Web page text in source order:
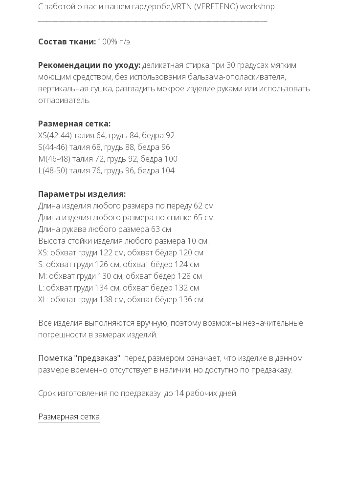
С заботой о вас и вашем гардеробе,VRTN (VERETENO) workshop.
Состав ткани: 100% п/э.
Рекомендации по уходу:деликатная стирка при 30 градусах мягким
моющим средством, без использования бальзама-ополаскивателя,
вертикальная сушка, разгладить мокрое изделие руками или использовать
отпариватель.
Размерная сетка:
XS(42-44) талия 64, грудь 84, бедра 92
S(44-46) талия 68, грудь 88, бедра 96
M(46-48) талия 72, грудь 92, бедра 100
L(48-50) талия 76, грудь 96, бедра 104
Параметры изделия:
Длина изделия любого размера по переду 62 см
Длина изделия любого размера по спинке 65 см.
Длина рукава любого размера 63 см
Высота стойки изделия любого размера 10 см.
XS: обхват груди 122 см, обхват бёдер 120 см
S: обхват груди 126 см, обхват бёдер 124 см
М: обхват груди 130 см, обхват бёдер 128 см
L: обхват груди 134 см, обхват бёдер 132 см
XL: обхват груди 138 см, обхват бёдер 136 см
Все изделия выполняются вручную, поэтому возможны незначительные
погрешности в замерах изделий.
Пометка "предзаказ" перед размером означает, что изделие в данном
размере временно отсутствует в наличии, но доступно по предзаказу.
Срок изготовления по предзаказу до 14 рабочих дней.
Размерная сетка